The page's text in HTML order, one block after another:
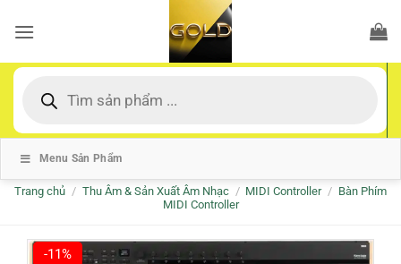
qua
dung
kiếm
Menu Sản Phẩm
Trang chủ / Thu Âm & Sản Xuất Âm Nhạc / MIDI Controller / Bàn Phím
MIDI Controller
-11%